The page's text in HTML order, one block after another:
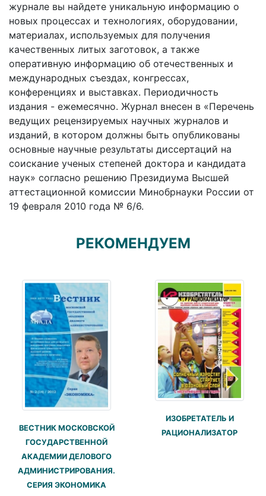
журнале вы найдете уникальную информацию о
новых процессах и технологиях, оборудовании,
материалах, используемых для получения
качественных литых заготовок, а также
оперативную информацию об отечественных и
международных съездах, конгрессах,
конференциях и выставках. Периодичность
издания - ежемесячно. Журнал внесен в «Перечень
ведущих рецензируемых научных журналов и
изданий, в котором должны быть опубликованы
основные научные результаты диссертаций на
соискание ученых степеней доктора и кандидата
наук» согласно решению Президиума Высшей
аттестационной комиссии Минобрнауки России от
19 февраля 2010 года № 6/6.
РЕКОМЕНДУЕМ
ВЕСТНИК МОСКОВСКОЙ
ГОСУДАРСТВЕННОЙ
АКАДЕМИИ ДЕЛОВОГО
АДМИНИСТРИРОВАНИЯ.
СЕРИЯ ЭКОНОМИКА
ИЗОБРЕТАТЕЛЬ И
РАЦИОНАЛИЗАТОР